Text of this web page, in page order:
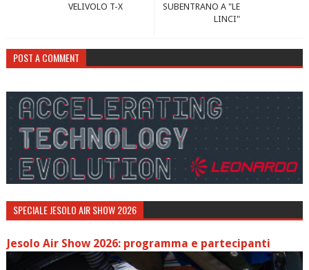
SUBENTRANO A "LE
LINCI"
VELIVOLO T-X
POST A COMMENT
SPECIALE JESOLO AIR SHOW 2026
Jesolo Air Show 2026: programma e partecipanti